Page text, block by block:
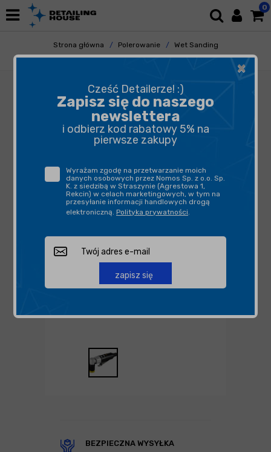
0
Strona główna Polerowanie
Wet Sanding
Maszyny
Rupes LD 30
BEZPIECZNA WYSYŁKA
×
Cześć Detailerze! :)
Zapisz się do naszego
newslettera
i odbierz kod rabatowy 5% na
pierwsze zakupy
Wyrażam zgodę na przetwarzanie moich
danych osobowych przez Nomos Sp. z o.o. Sp.
K. z siedzibą w Straszynie (Agrestowa 1,
Rekcin) w celach marketingowych, w tym na
przesyłanie informacji handlowych drogą
elektroniczną. Polityka prywatności.
zapisz się